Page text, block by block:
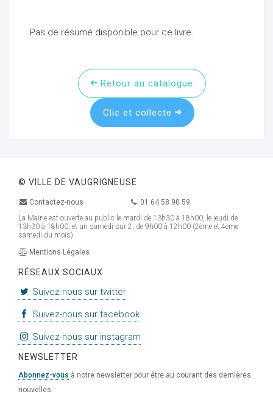
Pas de résumé disponible pour ce livre.
Retour au catalogue
Clic et collecte
© VILLE DE VAUGRIGNEUSE
Contactez-nous
01 64 58 90 59
La Mairie est ouverte au public le mardi de 13h30 à 18h00, le jeudi de
13h30 à 18h00, et un samedi sur 2, de 9h00 à 12h00 (2ème et 4ème
samedi du mois).
Mentions Légales
RÉSEAUX SOCIAUX
Suivez-nous sur twitter
Suivez-nous sur facebook
Suivez-nous sur instagram
NEWSLETTER
Abonnez-vous à notre newsletter pour être au courant des dernières
nouvelles.